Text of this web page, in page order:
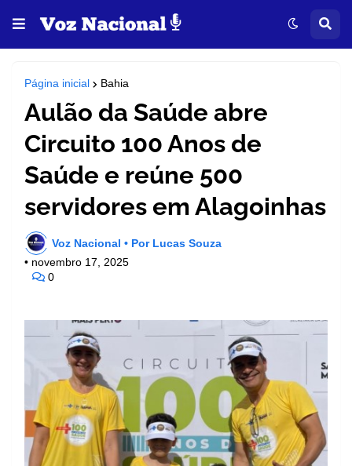
Página inicial Bahia
Aulão da Saúde abre
Circuito 100 Anos de
Saúde e reúne 500
servidores em Alagoinhas
Voz Nacional • Por Lucas Souza
• novembro 17, 2025
0